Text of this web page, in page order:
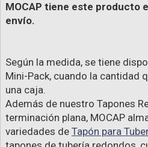
MOCAP tiene este producto
envío.
Según la medida, se tiene
Mini-Pack, cuando la cantidad
una caja.
Además de nuestro Tapones
terminación plana, MOCAP
variedades de Tapón para